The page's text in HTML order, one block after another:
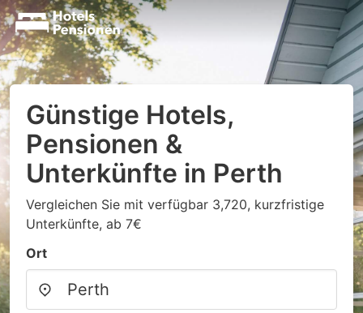
Günstige Hotels,
Pensionen &
Unterkünfte in Perth
Vergleichen Sie mit verfügbar 3,720, kurzfristige
Unterkünfte, ab 7€
Ort